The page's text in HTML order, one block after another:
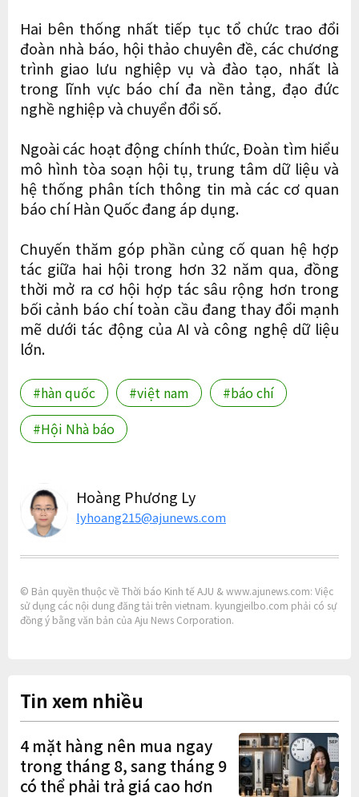
Hai bên thống nhất tiếp tục tổ chức trao đổi
đoàn nhà báo, hội thảo chuyên đề, các chương
trình giao lưu nghiệp vụ và đào tạo, nhất là
trong lĩnh vực báo chí đa nền tảng, đạo đức
nghề nghiệp và chuyển đổi số.
Ngoài các hoạt động chính thức, Đoàn tìm hiểu
mô hình tòa soạn hội tụ, trung tâm dữ liệu và
hệ thống phân tích thông tin mà các cơ quan
báo chí Hàn Quốc đang áp dụng.
Chuyến thăm góp phần củng cố quan hệ hợp
tác giữa hai hội trong hơn 32 năm qua, đồng
thời mở ra cơ hội hợp tác sâu rộng hơn trong
bối cảnh báo chí toàn cầu đang thay đổi mạnh
mẽ dưới tác động của AI và công nghệ dữ liệu
lớn.
#hàn quốc #việt nam
#báo chí
#Hội Nhà báo
Hoàng Phương Ly
lyhoang215@ajunews.com
© Bản quyền thuộc về Thời báo Kinh tế AJU & www.ajunews.com: Việc
sử dụng các nội dung đăng tải trên vietnam. kyungjeilbo.com phải có sự
đồng ý bằng văn bản của Aju News Corporation.
Tin xem nhiều
4 mặt hàng nên mua ngay
trong tháng 8, sang tháng 9
có thể phải trả giá cao hơn